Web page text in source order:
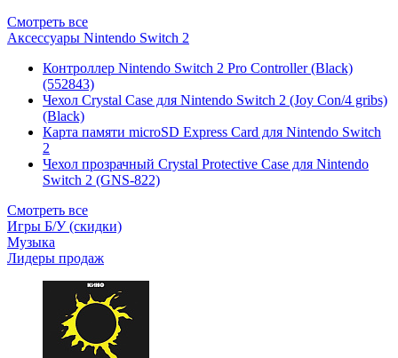
Смотреть все
Аксессуары Nintendo Switch 2
Контроллер Nintendo Switch 2 Pro Controller (Black)
(552843)
Чехол Сrystal Сase для Nintendo Switch 2 (Joy Con/4 gribs)
(Black)
Карта памяти microSD Express Card для Nintendo Switch
2
Чехол прозрачный Crystal Protective Case для Nintendo
Switch 2 (GNS-822)
Смотреть все
Игры Б/У (скидки)
Музыка
Лидеры продаж